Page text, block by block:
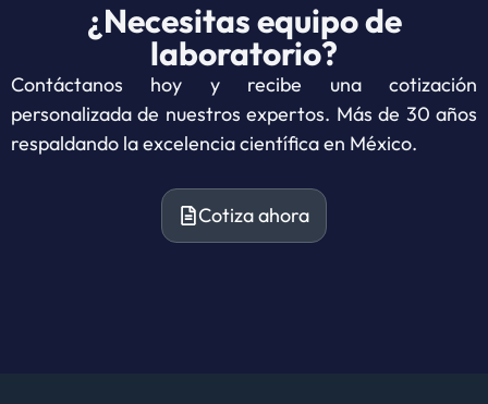
¿Necesitas equipo de
laboratorio?
Contáctanos hoy y recibe una cotización
personalizada de nuestros expertos. Más de 30 años
respaldando la excelencia científica en México.
Cotiza ahora